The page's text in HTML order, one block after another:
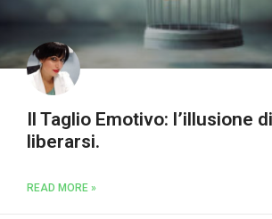
Il Taglio Emotivo: l’illusione
liberarsi.
READ MORE »